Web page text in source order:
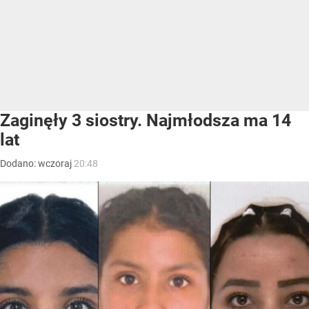
Zaginęły 3 siostry. Najmłodsza ma 14
lat
Dodano:wczoraj 20:48